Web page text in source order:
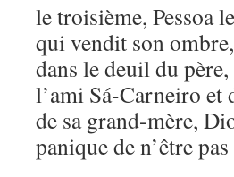
le troisième, Pessoa
qui vendit son
dans le deuil du
l’ami Sá-Carneiro et
de sa grand-mère,
panique de n’être